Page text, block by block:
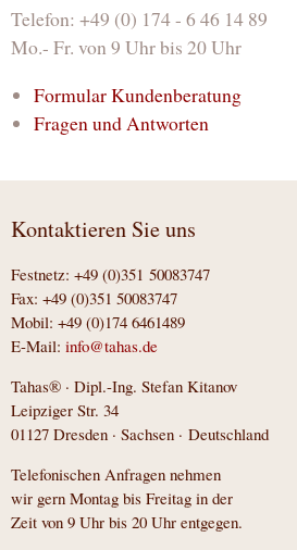
Telefon: +49 (0) 174 - 6 46 14 89
Mo.- Fr. von 9 Uhr bis 20 Uhr
Formular Kundenberatung
Fragen und Antworten
Kontaktieren Sie uns
Festnetz: +49 (0)351 50083747
Fax: +49 (0)351 50083747
Mobil: +49 (0)174 6461489
E-Mail: info@tahas.de
Tahas® · Dipl.-Ing. Stefan Kitanov
Leipziger Str. 34
01127 Dresden · Sachsen · Deutschland
Telefonischen Anfragen nehmen
wir gern Montag bis Freitag in der
Zeit von 9 Uhr bis 20 Uhr entgegen.